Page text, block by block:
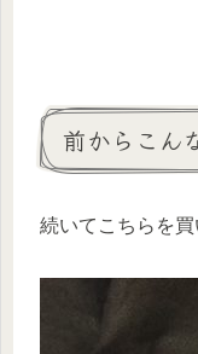
前からこん
続いてこちらを買